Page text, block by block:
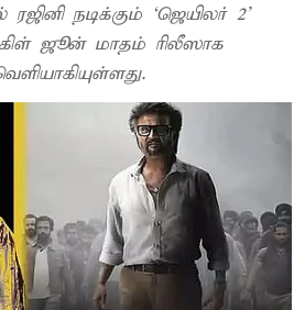
‘ஜெயிலர் 2’
ஜூன் மாதம் ரிலீஸாக